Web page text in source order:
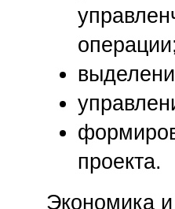
проекта.
Экономика